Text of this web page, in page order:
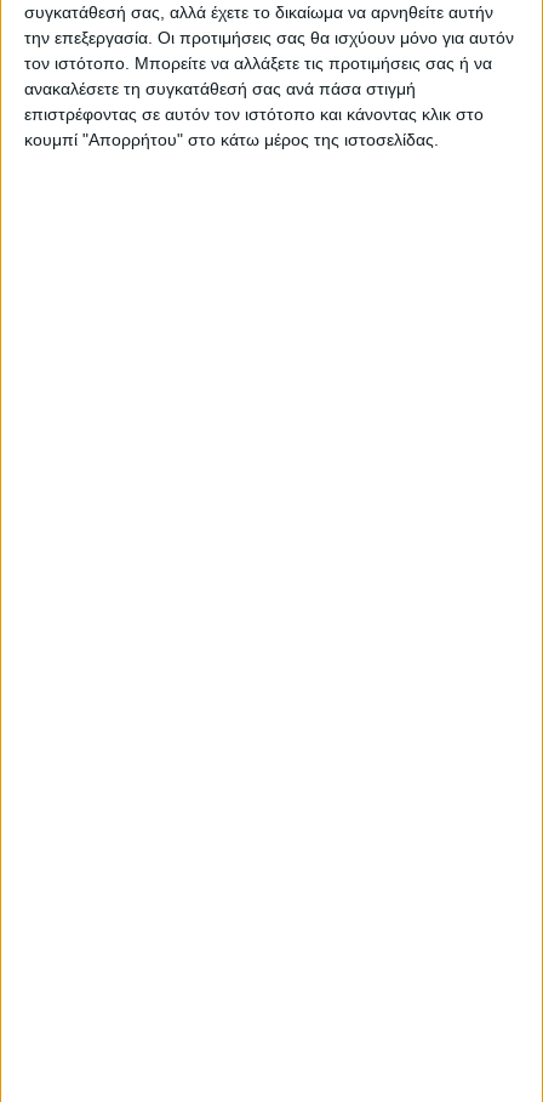
συγκατάθεσή σας, αλλά έχετε το δικαίωμα να αρνηθείτε αυτήν
την επεξεργασία. Οι προτιμήσεις σας θα ισχύουν μόνο για αυτόν
τον ιστότοπο. Μπορείτε να αλλάξετε τις προτιμήσεις σας ή να
ανακαλέσετε τη συγκατάθεσή σας ανά πάσα στιγμή
επιστρέφοντας σε αυτόν τον ιστότοπο και κάνοντας κλικ στο
κουμπί "Απορρήτου" στο κάτω μέρος της ιστοσελίδας.
ΠΑΡΟΜΟΙΑ ΑΡΘΡΑ